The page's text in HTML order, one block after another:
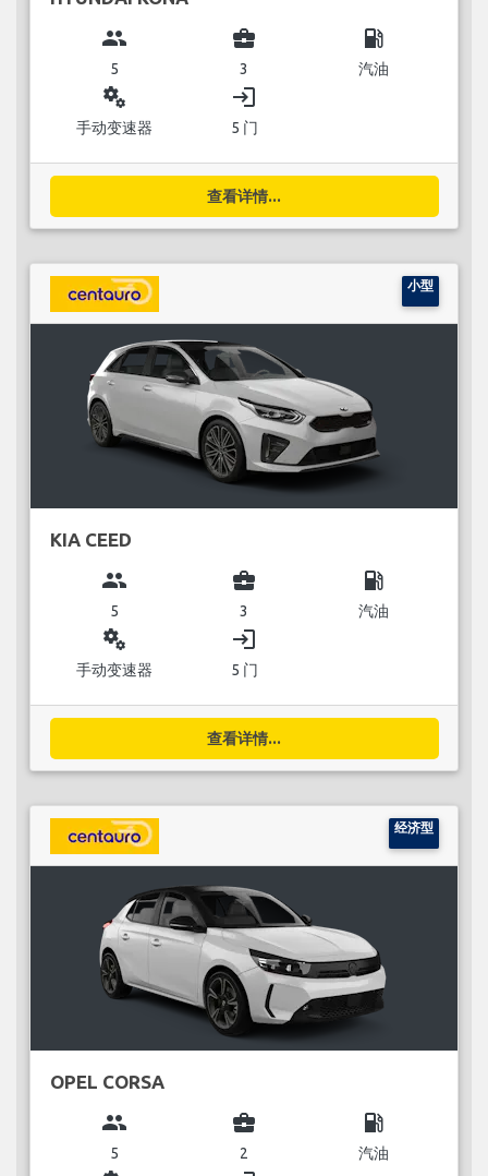
group
5
business_center
3
local_gas_station
汽油
miscellaneous_services
手动变速器
login
5 门
查看详情...
小型
KIA CEED
group
5
business_center
3
local_gas_station
汽油
miscellaneous_services
手动变速器
login
5 门
查看详情...
经济型
OPEL CORSA
group
5
business_center
2
local_gas_station
汽油